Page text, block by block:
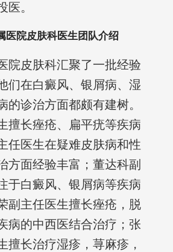
医。
医院皮肤科医生团队介绍
院皮肤科汇聚了一批经验
们在白癜风、银屑病、湿
的诊治方面都颇有建树。
擅长痤疮、扁平疣等疾病
任医生在疑难皮肤病和性
方面经验丰富；董达科副
于白癜风、银屑病等疾病
副主任医生擅长痤疮，脱
病的中西医结合治疗；张
擅长治疗湿疹，荨麻疹，